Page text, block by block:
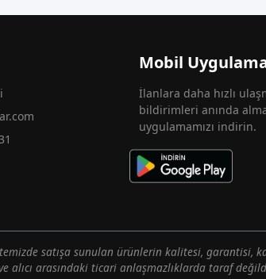
Mobil
İlanlara daha hızlı
bildirimleri anında
uygulamamızı indirin.
satışa sunulan ürünlerin kalitesi, garantisi,
arasındaki ticari anlaşmazlıklarda taraf